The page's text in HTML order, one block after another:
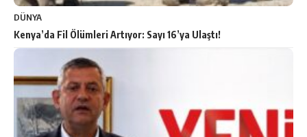
DÜNYA
Kenya’da Fil Ölümleri Artıyor: Sayı 16’ya Ulaştı!